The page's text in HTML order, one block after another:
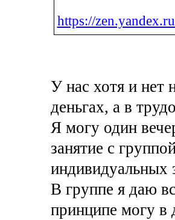
https://
У нас хотя и нет
деньгах, а в
Я могу один
занятие с
индивидуальных
В группе я даю
принципе могу в